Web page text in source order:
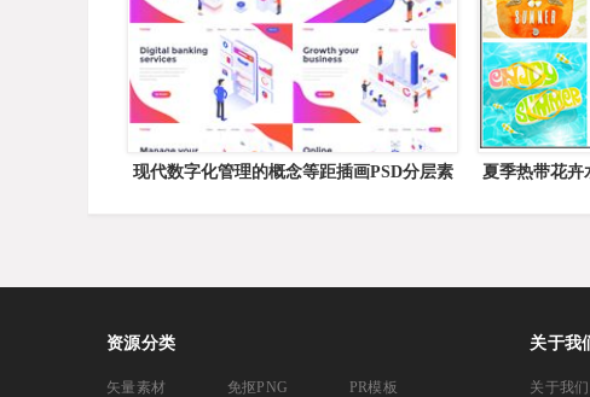
现代数字化管理的概念等距插画PSD分层素
夏季热带花卉
资源分类
矢量素材 免抠PNG PR模板
关于我
关于我们